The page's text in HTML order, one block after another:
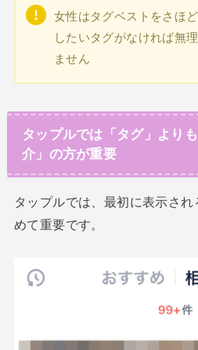
女性はタグベストをさほ
したいタグがなければ無
ません
タップルでは「タグ」より
介」の方が重要
タップルでは、最初に表示さ
めて重要です。